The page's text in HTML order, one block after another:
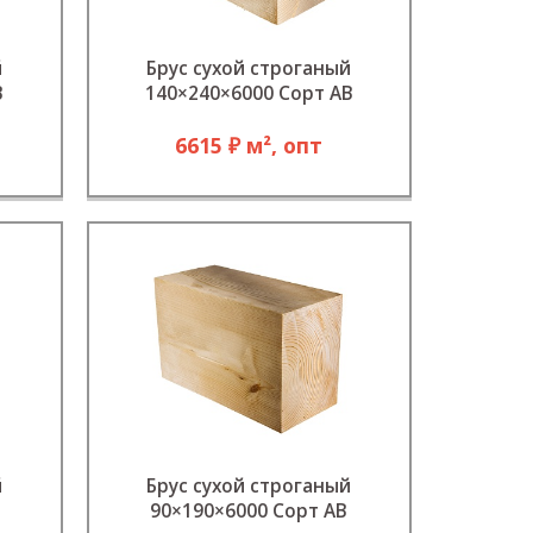
Брус сухой строганый
140×240×6000 Сорт АВ
6615 ₽ м², опт
Брус сухой строганый
90×190×6000 Сорт АВ